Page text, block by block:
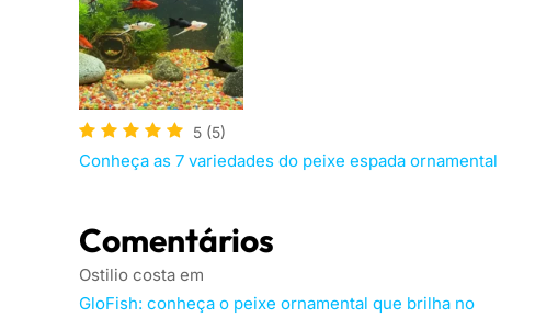
5 (5)
Conheça as 7 variedades do peixe espada ornamental
Comentários
Ostilio costa em
GloFish: conheça o peixe ornamental que brilha no